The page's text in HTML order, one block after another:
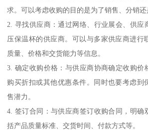
求。可以考虑收购的目的是为了销售、分销还
2. 寻找供应商：通过网络、行业展会、供应
压保温杯的供应商。可以与多家供应商进行
质量、价格和交货能力等信息。
3. 确定收购价格：与供应商协商确定收购价
购买折扣或其他优惠条件。同时也要考虑到
售潜力。
4. 签订合同：与供应商签订收购合同，明确
括产品质量标准、交货时间、付款方式等。